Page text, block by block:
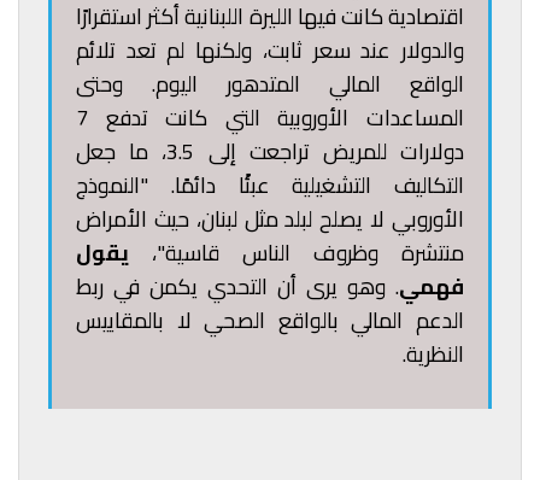
اقتصادية كانت فيها الليرة اللبنانية أكثر استقرارًا
والدولار عند سعر ثابت، ولكنها لم تعد تلائم
الواقع المالي المتدهور اليوم. وحتى
المساعدات الأوروبية التي كانت تدفع 7
دولارات للمريض تراجعت إلى 3.5، ما جعل
التكاليف التشغيلية عبئًا دائمًا. "النموذج
الأوروبي لا يصلح لبلد مثل لبنان، حيث الأمراض
منتشرة وظروف الناس قاسية"، يقول
فهمي. وهو يرى أن التحدي يكمن في ربط
الدعم المالي بالواقع الصحي لا بالمقاييس
النظرية.